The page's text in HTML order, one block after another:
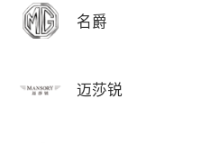
名爵
迈莎锐